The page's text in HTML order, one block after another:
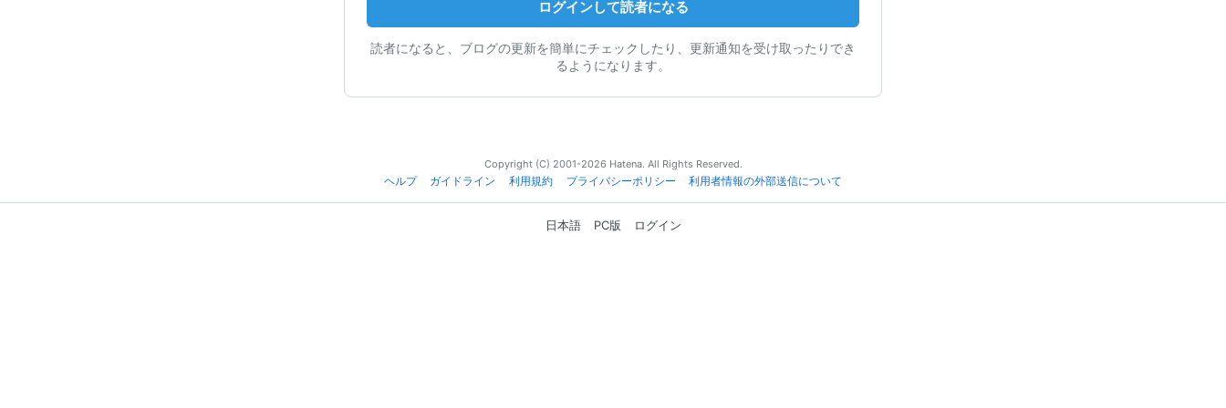
ログインして読者になる
読者になると、ブログの更新を簡単にチェックしたり、更新通知を受け取ったりでき
るようになります。
Copyright (C) 2001-2026 Hatena. All Rights Reserved.
ヘルプ
ガイドライン 利用規約 プライバシーポリシー 利用者情報の外部送信について
日本語 PC版 ログイン